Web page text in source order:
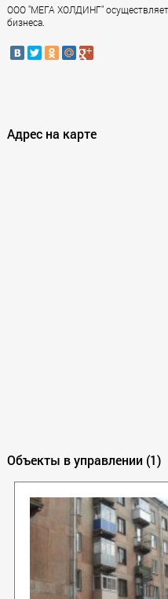
ООО "МЕГА ХОЛДИНГ" осуществляет
бизнеса.
Адрес на карте
Объекты в управлении (1)